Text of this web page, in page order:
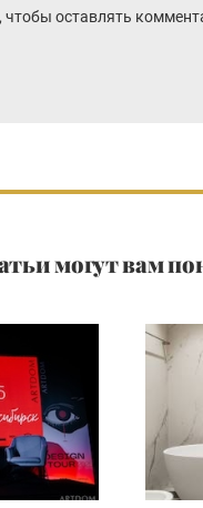
, чтобы оставлять
могут вам